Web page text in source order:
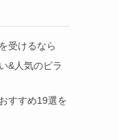
受けるなら
&人気のピラ
すすめ19選を